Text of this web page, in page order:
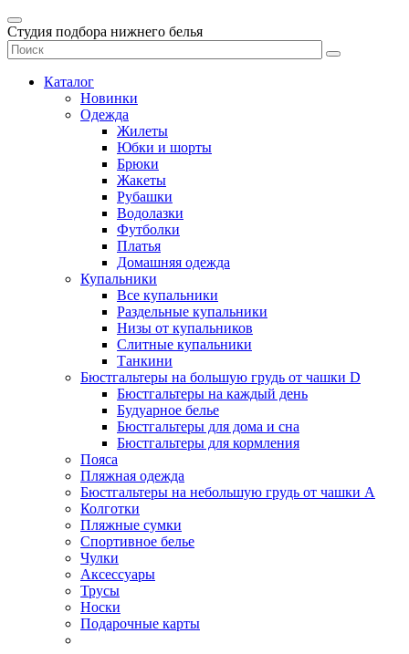
Студия подбора нижнего белья
Каталог
Новинки
Одежда
Жилеты
Юбки и шорты
Брюки
Жакеты
Рубашки
Водолазки
Футболки
Платья
Домашняя одежда
Купальники
Все купальники
Раздельные купальники
Низы от купальников
Слитные купальники
Танкини
Бюстгальтеры на большую грудь от чашки D
Бюстгальтеры на каждый день
Будуарное белье
Бюстгальтеры для дома и сна
Бюстгальтеры для кормления
Пояса
Пляжная одежда
Бюстгальтеры на небольшую грудь от чашки А
Колготки
Пляжные сумки
Спортивное белье
Чулки
Аксессуары
Трусы
Носки
Подарочные карты